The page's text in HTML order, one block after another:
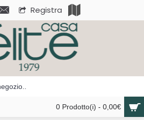
Registra
0 Prodotto(i) - 0,00€